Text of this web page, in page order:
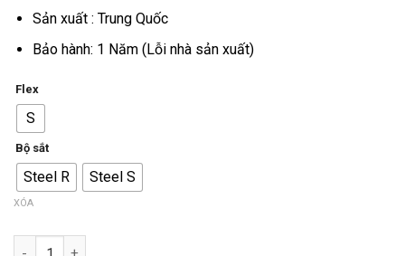
Sản xuất : Trung Quốc
Bảo hành: 1 Năm (Lỗi nhà sản xuất)
Flex
S
Bộ sắt
Steel R Steel S
XÓA
Số lượng